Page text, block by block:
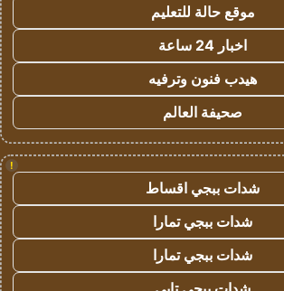
موقع حالة للتعليم
اخبار 24 ساعة
هيدب فنون وترفيه
صحيفة العالم
!
شدات ببجي اقساط
شدات ببجي تمارا
شدات ببجي تمارا